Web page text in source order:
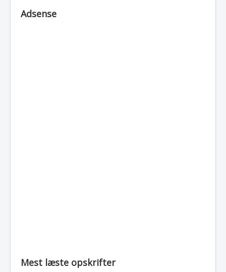
Adsense
Mest læste opskrifter